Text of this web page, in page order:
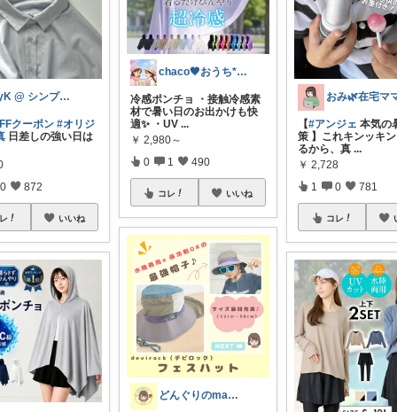
byK @ シンプル好き
クーポン #オリジ
日差しの強い日は
0 872
いいね
chaco🖤おうち*子育て*ママグッズ
冷感ポンチョ ・接触冷感素
材で暑い日のお出かけも快
適✨ ・UV ...
￥ 2,980～
0 1 490
コレ いいね
どんぐりのmama☆子育てグッズ
おみ🌿在宅マ
【#アンジェ 本気の
策 】これキンッキ
るから、真 ...
￥ 2,728
1 0 781
コレ